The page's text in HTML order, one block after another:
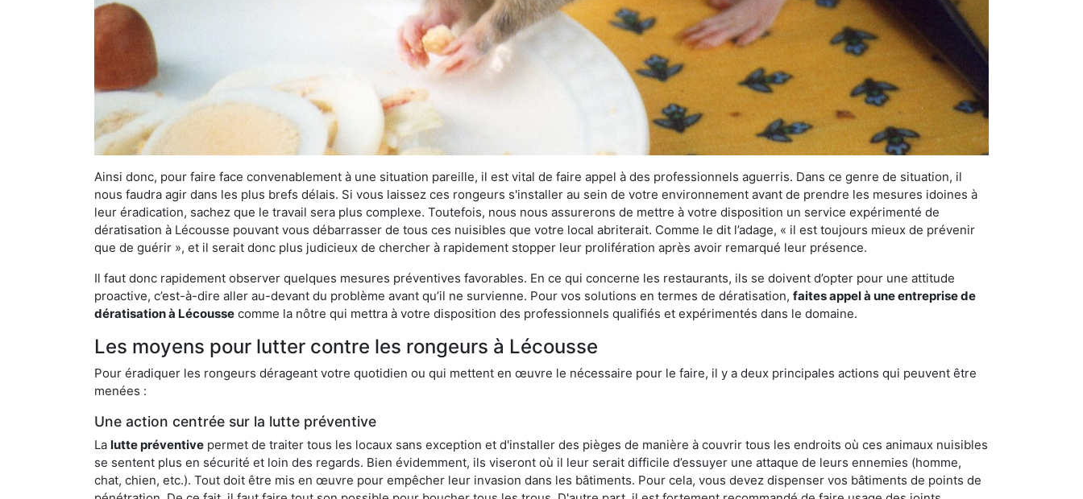
Ainsi donc, pour faire face convenablement à une situation pareille, il est vital de faire appel à des professionnels aguerris. Dans ce genre de situation, il
nous faudra agir dans les plus brefs délais. Si vous laissez ces rongeurs s'installer au sein de votre environnement avant de prendre les mesures idoines à
leur éradication, sachez que le travail sera plus complexe. Toutefois, nous nous assurerons de mettre à votre disposition un service expérimenté de
dératisation à Lécousse pouvant vous débarrasser de tous ces nuisibles que votre local abriterait. Comme le dit l’adage, « il est toujours mieux de prévenir
que de guérir », et il serait donc plus judicieux de chercher à rapidement stopper leur prolifération après avoir remarqué leur présence.
Il faut donc rapidement observer quelques mesures préventives favorables. En ce qui concerne les restaurants, ils se doivent d’opter pour une attitude
proactive, c’est-à-dire aller au-devant du problème avant qu’il ne survienne. Pour vos solutions en termes de dératisation, faites appel à une entreprise de
dératisation à Lécousse comme la nôtre qui mettra à votre disposition des professionnels qualifiés et expérimentés dans le domaine.
Les moyens pour lutter contre les rongeurs à Lécousse
Pour éradiquer les rongeurs dérageant votre quotidien ou qui mettent en œuvre le nécessaire pour le faire, il y a deux principales actions qui peuvent être
menées :
Une action centrée sur la lutte préventive
La lutte préventive permet de traiter tous les locaux sans exception et d'installer des pièges de manière à couvrir tous les endroits où ces animaux nuisibles
se sentent plus en sécurité et loin des regards. Bien évidemment, ils viseront où il leur serait difficile d’essuyer une attaque de leurs ennemies (homme,
chat, chien, etc.). Tout doit être mis en œuvre pour empêcher leur invasion dans les bâtiments. Pour cela, vous devez dispenser vos bâtiments de points de